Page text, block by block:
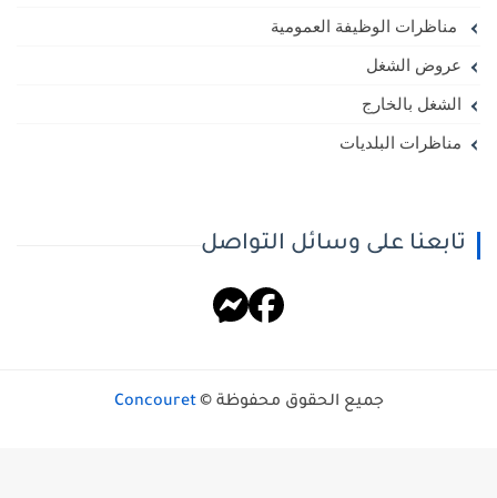
مناظرات الوظيفة العمومية
عروض الشغل
الشغل بالخارج
مناظرات البلديات
تابعنا على وسائل التواصل
جميع الحقوق محفوظة © Concouret